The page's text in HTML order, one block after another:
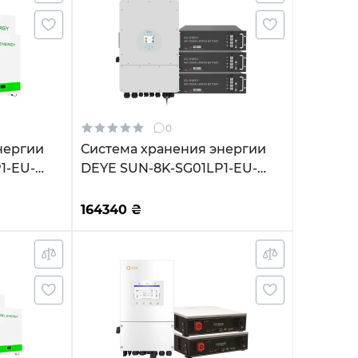
EU-
6500
0
Система хранения энергии
DEYE SUN-8K-SG01LP1-EU-
3BAT LiFePO4 6500 циклов
164340₴